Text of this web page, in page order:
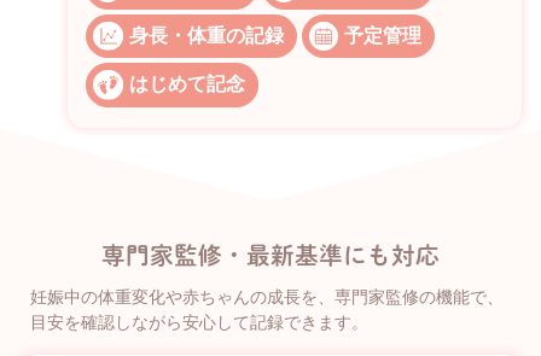
身長・体重の記録 予定管理
はじめて記念
専門家監修・最新基準にも対応
妊娠中の体重変化や赤ちゃんの成長を、専門家監修の機能で、
目安を確認しながら安心して記録できます。